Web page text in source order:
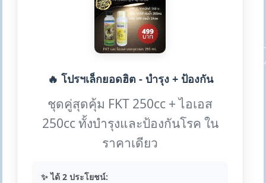
🔥 โปรฯเล็กยอดฮิต - บำรุง + ป้องกัน
ชุดคู่สุดคุ้ม FKT 250cc + ไอเอส
250cc ทั้งบำรุงและป้องกันโรค ใน
ราคาเดียว
✨ ได้ 2 ประโยชน์: